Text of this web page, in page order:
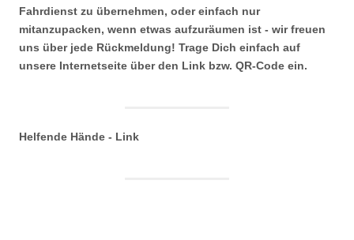
Fahrdienst zu übernehmen, oder einfach nur
mitanzupacken, wenn etwas aufzuräumen ist - wir freuen
uns über jede Rückmeldung! Trage Dich einfach auf
unsere Internetseite über den Link bzw. QR-Code ein.
Helfende Hände - Link